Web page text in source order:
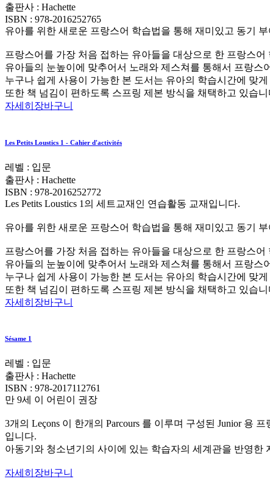
출판사 : Hachette
ISBN : 978-2016252765
유아를 위한 새로운 프랑스어 학습법을 통해 재미있고 동기
프랑스어를 가장 처음 접하는 유아들을 대상으로 한 프랑스어
유아들의 눈높이에 맞추어서 노래와 제스쳐를 통해서 프랑스
누구나 쉽게 사용이 가능한 본 도서는 유아의 학습시간에 맞
또한 책 넘김이 편하도록 스프링 제본 방식을 채택하고 있습니
자세히 장바구니
Les Petits Loustics 1 - Cahier d'activités
레벨 : 입문
출판사 : Hachette
ISBN : 978-2016252772
Les Petits Loustics 1의 세트교재인 연습활동 교재입니다.
유아를 위한 새로운 프랑스어 학습법을 통해 재미있고 동기
프랑스어를 가장 처음 접하는 유아들을 대상으로 한 프랑스어
유아들의 눈높이에 맞추어서 노래와 제스쳐를 통해서 프랑스
누구나 쉽게 사용이 가능한 본 도서는 유아의 학습시간에 맞
또한 책 넘김이 편하도록 스프링 제본 방식을 채택하고 있습니
자세히 장바구니
Sésame 1
레벨 : 입문
출판사 : Hachette
ISBN : ‎978-2017112761
만 9세 이 어린이 권장
3개의 Leçons 이 한개의 Parcours 를 이루며 구성된 Junior 용
입니다.
아동기와 청소년기의 사이에 있는 학습자의 세계관을 반영
자세히 장바구니